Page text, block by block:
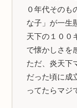
０年代そのも
な子」が一生
天下の１００
で懐かしさを
ただ、炎天下
だった頃に成
ってたらマジ